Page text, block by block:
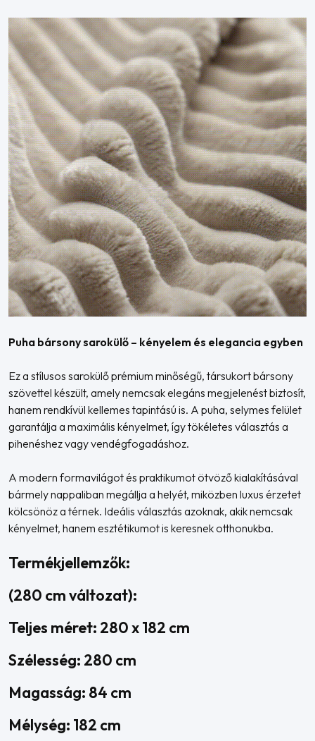
Puha bársony sarokülő – kényelem és elegancia egyben
Ez a stílusos sarokülő prémium minőségű, társukort bársony
szövettel készült, amely nemcsak elegáns megjelenést biztosít,
hanem rendkívül kellemes tapintású is. A puha, selymes felület
garantálja a maximális kényelmet, így tökéletes választás a
pihenéshez vagy vendégfogadáshoz.
A modern formavilágot és praktikumot ötvöző kialakításával
bármely nappaliban megállja a helyét, miközben luxus érzetet
kölcsönöz a térnek. Ideális választás azoknak, akik nemcsak
kényelmet, hanem esztétikumot is keresnek otthonukba.
Termékjellemzők:
(280 cm változat):
Teljes méret: 280 x 182 cm
Szélesség: 280 cm
Magasság: 84 cm
Mélység: 182 cm